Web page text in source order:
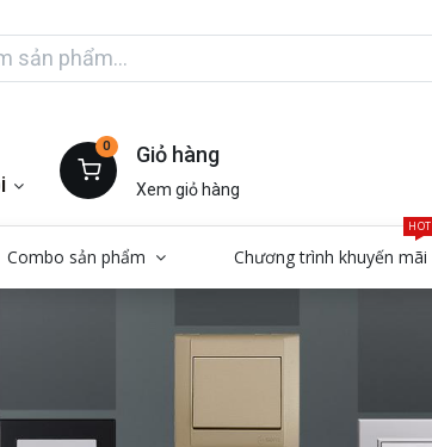
0 Giỏ hàng
Xem giỏ hàng
Combo sản phẩm Chương trình khuyến mãi
HOT